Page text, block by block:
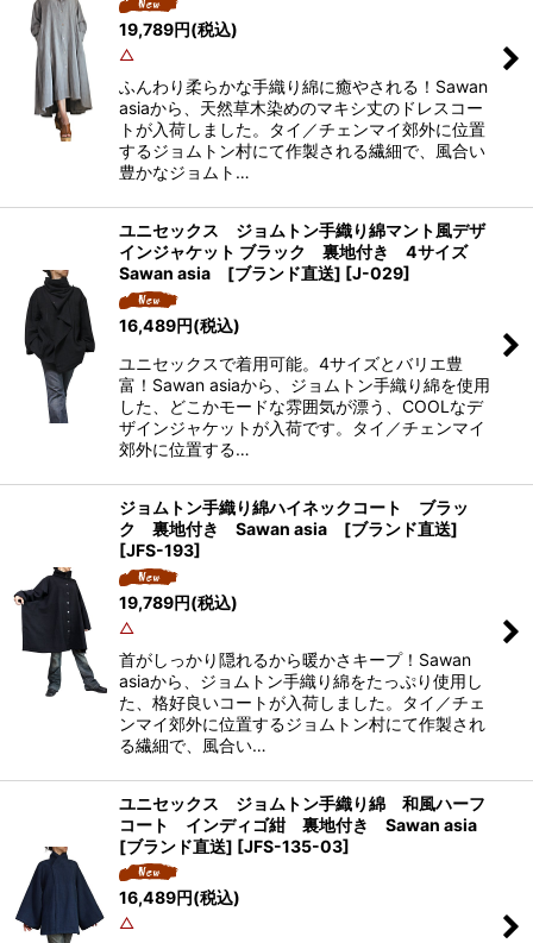
19,789円(税込)
△
ふんわり柔らかな手織り綿に癒やされる！Sawan
asiaから、天然草木染めのマキシ丈のドレスコー
トが入荷しました。タイ／チェンマイ郊外に位置
するジョムトン村にて作製される繊細で、風合い
豊かなジョムト…
ユニセックス ジョムトン手織り綿マント風デザ
インジャケット ブラック 裏地付き 4サイズ
Sawan asia [ブランド直送] [J-029]
16,489円(税込)
ユニセックスで着用可能。4サイズとバリエ豊
富！Sawan asiaから、ジョムトン手織り綿を使用
した、どこかモードな雰囲気が漂う、COOLなデ
ザインジャケットが入荷です。タイ／チェンマイ
郊外に位置する…
ジョムトン手織り綿ハイネックコート ブラッ
ク 裏地付き Sawan asia [ブランド直送]
[JFS-193]
19,789円(税込)
△
首がしっかり隠れるから暖かさキープ！Sawan
asiaから、ジョムトン手織り綿をたっぷり使用し
た、格好良いコートが入荷しました。タイ／チェ
ンマイ郊外に位置するジョムトン村にて作製され
る繊細で、風合い…
ユニセックス ジョムトン手織り綿 和風ハーフ
コート インディゴ紺 裏地付き Sawan asia
[ブランド直送] [JFS-135-03]
16,489円(税込)
△